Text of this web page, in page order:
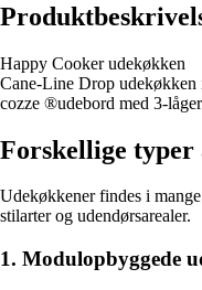
Happy Cooker udekøkken
Cane-Line Drop
cozze ®udebord med 3-
Forskellige typer
Udekøkkener findes i
stilarter og udendørsarealer.
1. Modulopbyggede